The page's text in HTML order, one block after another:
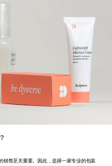
销售至关重要。因此，选择一家专业的包装